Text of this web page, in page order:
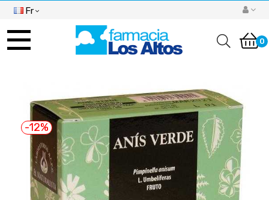
Fr
Basculer 0
-12%